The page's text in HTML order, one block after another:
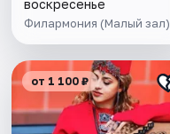
воскресенье
Филармония (Малый зал)
от 1 100 ₽